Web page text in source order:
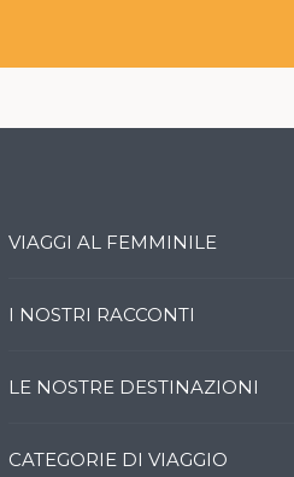
VIAGGI AL FEMMINILE
I NOSTRI RACCONTI
LE NOSTRE DESTINAZIONI
CATEGORIE DI VIAGGIO